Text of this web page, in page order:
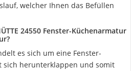
welcher Ihnen das Befüllen
24550 Fenster-Küchenarmatur
es sich um eine Fenster-
sich herunterklappen und somit